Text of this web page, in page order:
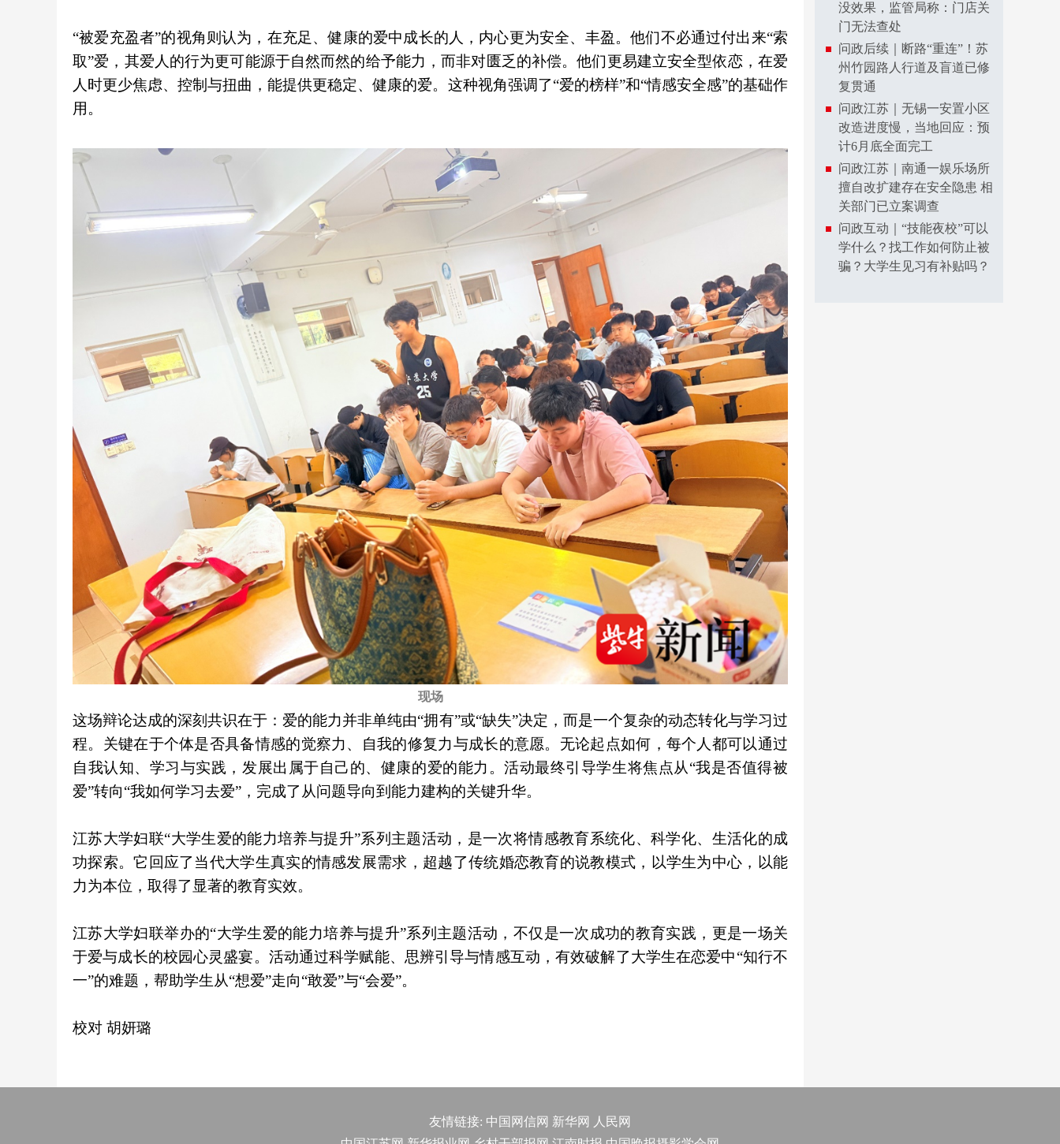
“被爱充盈者”的视角则认为，在充足、健康的爱中成长的人，内心更为安全、丰盈。他们不必通过付出来“索
取”爱，其爱人的行为更可能源于自然而然的给予能力，而非对匮乏的补偿。他们更易建立安全型依恋，在爱
人时更少焦虑、控制与扭曲，能提供更稳定、健康的爱。这种视角强调了“爱的榜样”和“情感安全感”的基础作
用。
现场
这场辩论达成的深刻共识在于：爱的能力并非单纯由“拥有”或“缺失”决定，而是一个复杂的动态转化与学习过
程。关键在于个体是否具备情感的觉察力、自我的修复力与成长的意愿。无论起点如何，每个人都可以通过
自我认知、学习与实践，发展出属于自己的、健康的爱的能力。活动最终引导学生将焦点从“我是否值得被
爱”转向“我如何学习去爱”，完成了从问题导向到能力建构的关键升华。
江苏大学妇联“大学生爱的能力培养与提升”系列主题活动，是一次将情感教育系统化、科学化、生活化的成
功探索。它回应了当代大学生真实的情感发展需求，超越了传统婚恋教育的说教模式，以学生为中心，以能
力为本位，取得了显著的教育实效。
江苏大学妇联举办的“大学生爱的能力培养与提升”系列主题活动，不仅是一次成功的教育实践，更是一场关
于爱与成长的校园心灵盛宴。活动通过科学赋能、思辨引导与情感互动，有效破解了大学生在恋爱中“知行不
一”的难题，帮助学生从“想爱”走向“敢爱”与“会爱”。
校对 胡妍璐
没效果，监管局称：门店关
门无法查处
问政后续｜断路“重连”！苏
州竹园路人行道及盲道已修
复贯通
问政江苏｜无锡一安置小区
改造进度慢，当地回应：预
计6月底全面完工
问政江苏｜南通一娱乐场所
擅自改扩建存在安全隐患 相
关部门已立案调查
问政互动｜“技能夜校”可以
学什么？找工作如何防止被
骗？大学生见习有补贴吗？
友情链接: 中国网信网 新华网
人民网